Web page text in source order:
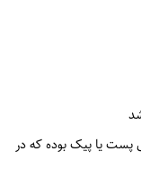
پست یا پیک بوده که در